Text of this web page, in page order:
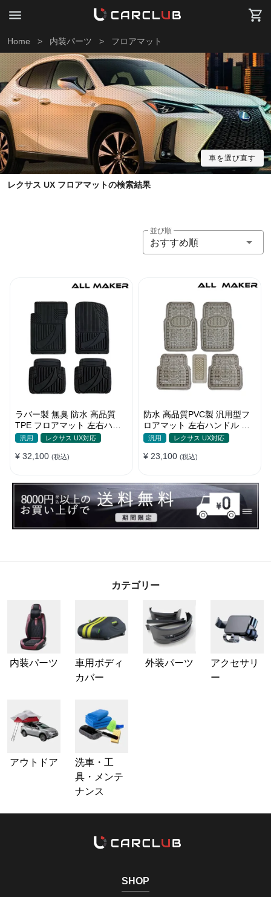
Home > 内装パーツ > フロアマット
車を選び直す
レクサス UX フロアマットの検索結果
並び順
おすすめ順
ラバー製 無臭 防水 高品質
TPE フロアマット 左右ハン
ドル 厚手 汚れ防止 DIY
汎用 レクサス UX対応
¥ 32,100 (税込)
防水 高品質PVC製 汎用型フ
ロアマット 左右ハンドル 汚
れ防止 DIY 滑り防止 耐久
汎用 レクサス UX対応
¥ 23,100 (税込)
カテゴリー
内装パーツ
車用ボディ
カバー
外装パーツ
アクセサリ
ー
アウトドア
洗車・工
具・メンテ
ナンス
SHOP